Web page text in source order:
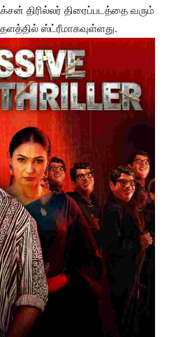
திரில்லர் திரைப்படத்தை வரும்
ஸ்ட்ரீமாகவுள்ளது.